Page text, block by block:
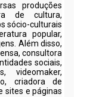
produções
de cultura,
sócio-culturais
popular,
Além disso,
consultora
sociais,
videomaker,
criadora de
sites e páginas